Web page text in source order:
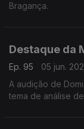
Bragança.
Destaque da
Ep. 95
05 jun.
A audição de
tema de análise